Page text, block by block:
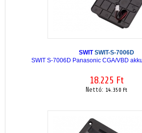
SWITSWIT-S-7006D
SWIT S-7006D Panasonic CGA/VBD
18.225 Ft
Nettó: 14.350 Ft